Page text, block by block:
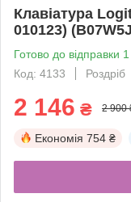
Клавіатура
010123)
Готово до відправки 1
Код: 4133
Роздріб
2 146 ₴ 2 900
Економія 754 ₴